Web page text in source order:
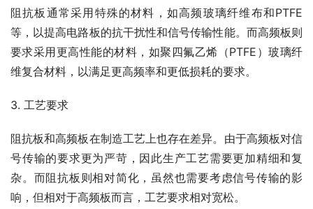
阻抗板通常采用特殊的材料，如高频玻璃纤维布和PTFE
等，以提高电路板的抗干扰性和信号传输性能。而高频板则
要求采用更高性能的材料，如聚四氟乙烯（PTFE）玻璃纤
维复合材料，以满足更高频率和更低损耗的要求。
3. 工艺要求
阻抗板和高频板在制造工艺上也存在差异。由于高频板对信
号传输的要求更为严苛，因此生产工艺需要更加精细和复
杂。而阻抗板则相对简化，虽然也需要考虑信号传输的影
响，但相对于高频板而言，工艺要求相对宽松。